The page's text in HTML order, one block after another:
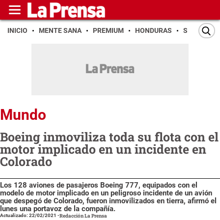
INICIO MENTE SANA PREMIUM HONDURAS SAN PEDRO
Mundo
Boeing inmoviliza toda su flota con el
motor implicado en un incidente en
Colorado
Los 128 aviones de pasajeros Boeing 777, equipados con el
modelo de motor implicado en un peligroso incidente de un avión
que despegó de Colorado, fueron inmovilizados en tierra, afirmó el
lunes una portavoz de la compañía.
Actualizado: 22/02/2021 -Redacción La Prensa